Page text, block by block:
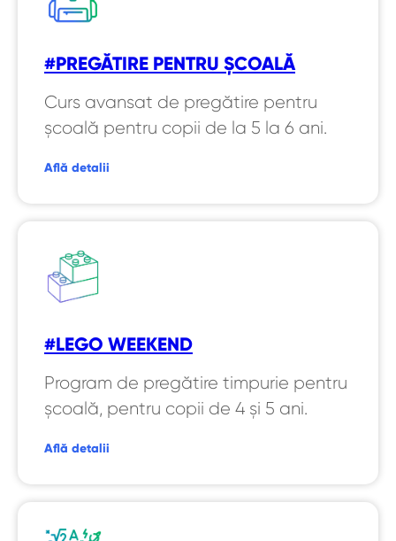
#PREGĂTIRE PENTRU ȘCOALĂ
Curs avansat de pregătire pentru
școală pentru copii de la 5 la 6 ani.
Află detalii
#LEGO WEEKEND
Program de pregătire timpurie pentru
școală, pentru copii de 4 și 5 ani.
Află detalii